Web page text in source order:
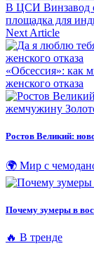
В ЦСИ Винзавод
площадка для
Next Article
«Обсессия»: как
женского отказа
Ростов Великий:
🌍 Мир с
Почему зумеры в
🔥 В тренде